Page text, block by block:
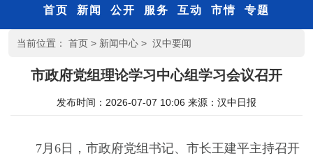
首页 新闻 公开 服务 互动 市情 专题
当前位置： 首页 > 新闻中心 > 汉中要闻
市政府党组理论学习中心组学习会议召开
发布时间：2026-07-07 10:06 来源： 汉中日报
7月6日，市政府党组书记、市长王建平主持召开